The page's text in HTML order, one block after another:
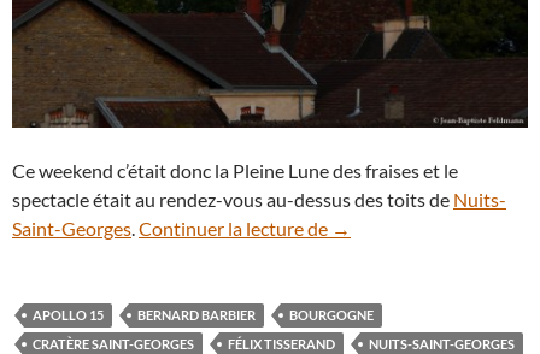
Ce weekend c’était donc la Pleine Lune des fraises et le
spectacle était au rendez-vous au-dessus des toits de Nuits-
Saint-Georges.Continuer la lecture de Lever de la Pleine Lune
→
APOLLO 15 BERNARD BARBIER
BOURGOGNE
CRATÈRE SAINT-GEORGES
FÉLIX TISSERAND
NUITS-SAINT-GEORGES